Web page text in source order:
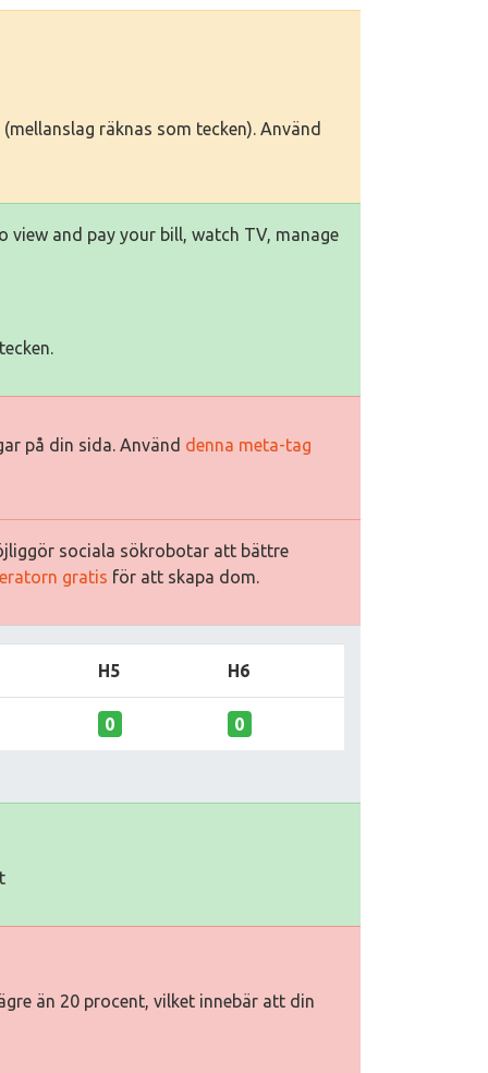
räknas som tecken). Använd
and pay your bill, watch TV, manage
på din sida. Använd denna meta-tag
sociala sökrobotar att bättre
gratis för att skapa dom.
H5 H6
0 0
än 20 procent, vilket innebär att din